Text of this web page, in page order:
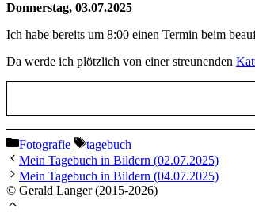
Donnerstag, 03.07.2025
Ich habe bereits um 8:00 einen Termin beim
Da werde ich plötzlich von einer streunenden
Kategorien
Fotografie Schlagwörter
tagebuch
Mein Tagebuch in Bildern (02.07.2025)
Mein Tagebuch in Bildern (04.07.2025)
© Gerald Langer (2015-2026)